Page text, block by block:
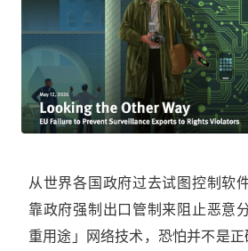
从世界各国政府过去试图控制软
靠政府强制出口管制来阻止恶意
重用途」网络技术，恐怕并不是正